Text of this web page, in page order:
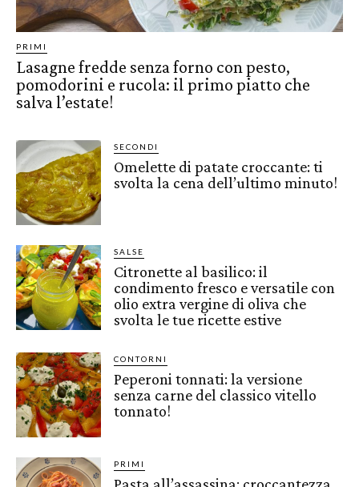
PRIMI
Lasagne fredde senza forno con pesto,
pomodorini e rucola: il primo piatto che
salva l’estate!
SECONDI
Omelette di patate croccante: ti
svolta la cena dell’ultimo minuto!
SALSE
Citronette al basilico: il
condimento fresco e versatile con
olio extra vergine di oliva che
svolta le tue ricette estive
CONTORNI
Peperoni tonnati: la versione
senza carne del classico vitello
tonnato!
PRIMI